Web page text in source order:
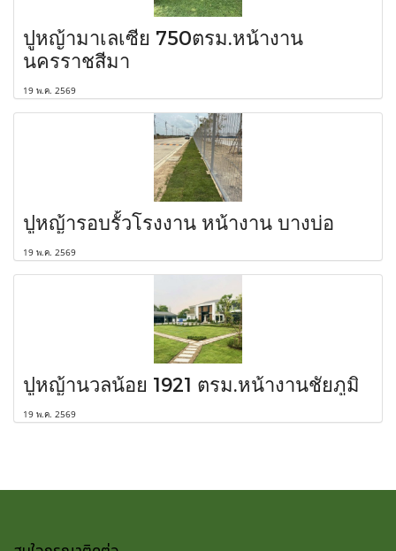
ปูหญ้ามาเลเซีย 750ตรม.หน้างาน
นครราชสีมา
19 พ.ค. 2569
ปูหญ้ารอบรั้วโรงงาน หน้างาน บางบ่อ
19 พ.ค. 2569
ปูหญ้านวลน้อย 1921 ตรม.หน้างานชัยภูมิ
19 พ.ค. 2569